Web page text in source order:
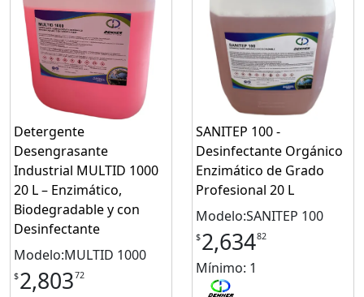
Detergente
Desengrasante
Industrial MULTID 1000
20 L – Enzimático,
Biodegradable y con
Desinfectante
Modelo:MULTID 1000
$2,80372
SANITEP 100 -
Desinfectante Orgánico
Enzimático de Grado
Profesional 20 L
Modelo:SANITEP 100
$2,63482
Mínimo: 1